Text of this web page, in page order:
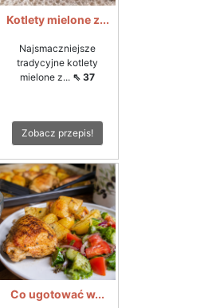
Kotlety mielone z...
Najsmaczniejsze
tradycyjne kotlety
mielone z... ⇖ 37
Zobacz przepis!
Co ugotować w...